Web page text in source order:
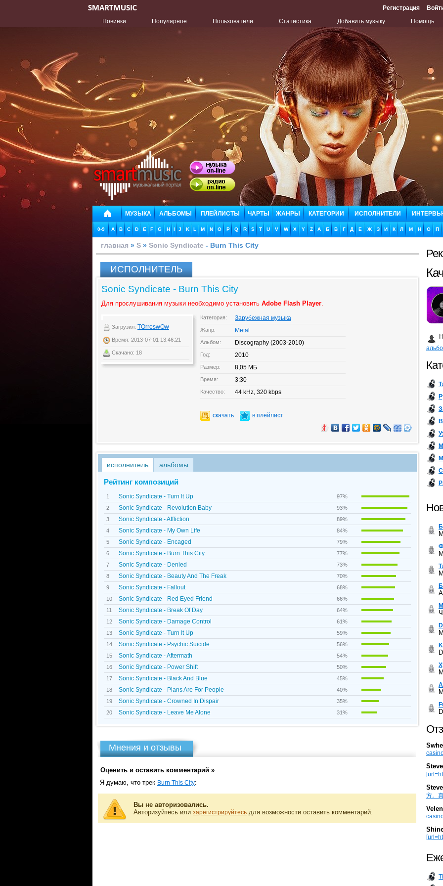
Регистрация
Новинки
Популярное Пользователи Статистика Добавить музыку Помощь
МУЗЫКА АЛЬБОМЫ ПЛЕЙЛИСТЫ ЧАРТЫ ЖАНРЫ КАТЕГОРИИ ИСПОЛНИТЕЛИ
0-9 A B C D E F G H I J K L M N O P Q R S T U V W X Y Z А Б В Г Д Е Ж З И К Л М Н О П
главная » S » Sonic Syndicate - Burn This City
ИСПОЛНИТЕЛЬ
Sonic Syndicate - Burn This City
Для прослушивания музыки необходимо установить Adobe Flash Player.
Загрузил: TOrreswOw
Время: 2013-07-01 13:46:21
Скачано: 18
Категория: Зарубежная музыка
Жанр: Metal
Альбом: Discography (2003-2010)
Год: 2010
Размер: 8,05 МБ
Время: 3:30
Качество: 44 kHz, 320 kbps
скачать в плейлист
исполнитель альбомы
Рейтинг композиций
1 Sonic Syndicate - Turn It Up
97%
2
Sonic Syndicate - Revolution Baby
93%
3
Sonic Syndicate - Affliction
89%
4
Sonic Syndicate - My Own Life
84%
5
Sonic Syndicate - Encaged
79%
6
Sonic Syndicate - Burn This City
77%
7
Sonic Syndicate - Denied
73%
8
Sonic Syndicate - Beauty And The Freak
70%
9
Sonic Syndicate - Fallout
68%
10
Sonic Syndicate - Red Eyed Friend
66%
11
Sonic Syndicate - Break Of Day
64%
12
Sonic Syndicate - Damage Control
61%
13
Sonic Syndicate - Turn It Up
59%
14
Sonic Syndicate - Psychic Suicide
56%
15
Sonic Syndicate - Aftermath
54%
16
Sonic Syndicate - Power Shift
50%
17
Sonic Syndicate - Black And Blue
45%
18
Sonic Syndicate - Plans Are For People
40%
19
Sonic Syndicate - Crowned In Dispair
35%
20
Sonic Syndicate - Leave Me Alone 31%
Мнения и отзывы
Оценить и оставить комментарий »
Я думаю, что трек Burn This City:
Вы не авторизовались.
Авторизуйтесь или зарегистрируйтесь для возможности оставить комментарий.
方。